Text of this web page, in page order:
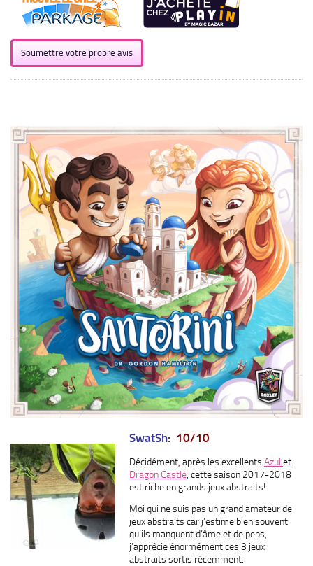
Soumettre votre propre avis
SwatSh: 10/10
Décidément, après les excellents Azul et
Dragon Castle , cette saison 2017-2018
est riche en grands jeux abstraits!
Moi qui ne suis pas un grand amateur de
jeux abstraits car j’estime bien souvent
qu’ils manquent d’âme et de peps,
j’apprécie énormément ces 3 jeux
abstraits sortis récemment.